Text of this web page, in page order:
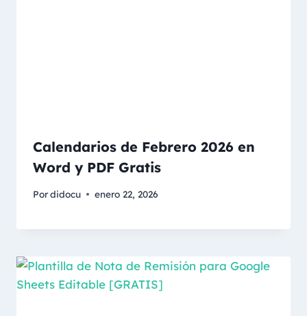
Calendarios de Febrero 2026 en
Word y PDF Gratis
Pordidocu enero 22, 2026